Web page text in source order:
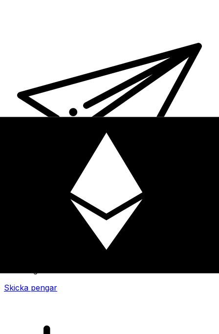
XE Internationella valutaöverföringar
Skicka pengar online snabbt, säkert och enkelt.
Skicka pengar